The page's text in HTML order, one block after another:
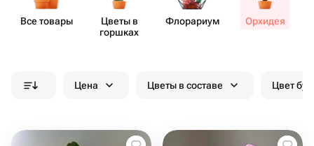
Все товары
Цветы в
горшках
Флорариум Орхидея
Цена Цветы в составе Цвет